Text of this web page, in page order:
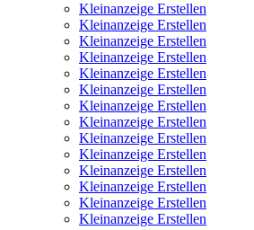
Kleinanzeige Erstellen
Kleinanzeige Erstellen
Kleinanzeige Erstellen
Kleinanzeige Erstellen
Kleinanzeige Erstellen
Kleinanzeige Erstellen
Kleinanzeige Erstellen
Kleinanzeige Erstellen
Kleinanzeige Erstellen
Kleinanzeige Erstellen
Kleinanzeige Erstellen
Kleinanzeige Erstellen
Kleinanzeige Erstellen
Kleinanzeige Erstellen